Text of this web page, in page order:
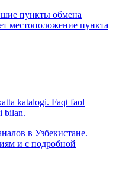
пункты обмена
местоположение пункта
katalogi. Faqt faol
bilan.
в Узбекистане.
и с подробной